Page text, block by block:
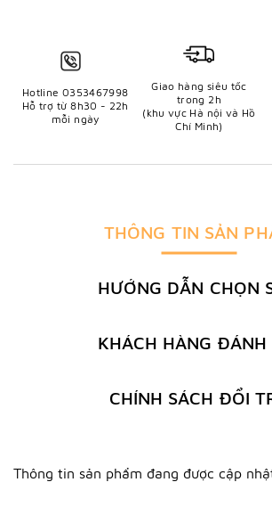
Hotline 0353467998
Hỗ trợ từ 8h30 - 22h
mỗi ngày
Giao hàng siêu tốc
trong 2h
(khu vực Hà nội và Hồ
Chí Minh)
THÔNG TIN SẢN
HƯỚNG DẪN CHỌN
KHÁCH HÀNG ĐÁNH
CHÍNH SÁCH ĐỔI
Thông tin sản phẩm đang được cập